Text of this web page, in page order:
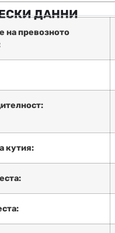
ДАННИ
на превозното
кутия: